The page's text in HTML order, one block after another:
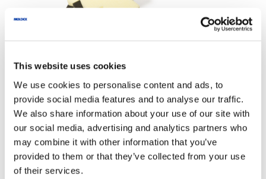
This website uses cookies
We use cookies to personalise content and ads, to
provide social media features and to analyse our traffic.
We also share information about your use of our site with
our social media, advertising and analytics partners who
may combine it with other information that you’ve
provided to them or that they’ve collected from your use
of their services.
KIT DE HIGIENIZAÇÃO DE
PROTETORES AUDITIVOS
Almofada auricular e inserções de espuma para